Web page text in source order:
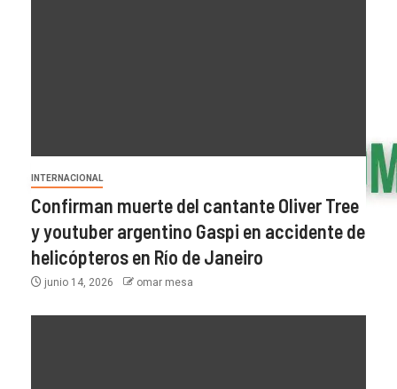
INTERNACIONAL
Confirman muerte del cantante Oliver Tree
y youtuber argentino Gaspi en accidente de
helicópteros en Río de Janeiro
junio 14, 2026 omar mesa